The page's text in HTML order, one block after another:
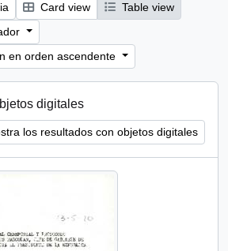
Card view
Table view
en orden ascendente
digitales
los resultados con objetos digitales